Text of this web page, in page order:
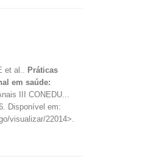
et al.. Práticas
em saúde:
III CONEDU...
Disponível em:
visualizar/22014>.